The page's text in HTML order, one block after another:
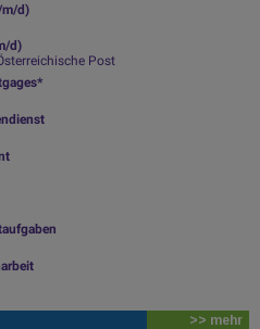
m/d)
d)
Post
>> mehr